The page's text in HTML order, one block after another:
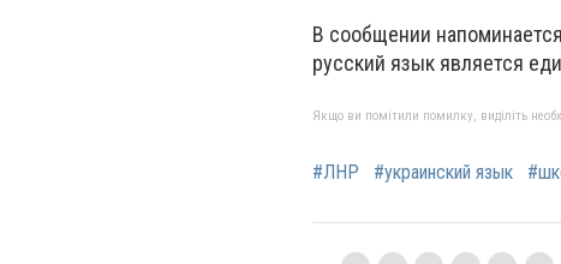
В сообщении
русский язык является
Якщо ви помітили помилку, виділіть
#ЛНР #украинский язык